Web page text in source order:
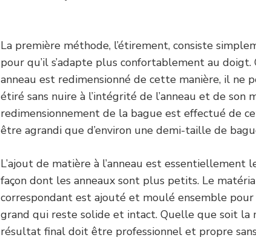
La première méthode, l’étirement, consiste
pour qu’il s’adapte plus confortablement au doigt.
anneau est redimensionné de cette manière, il
étiré sans nuire à l’intégrité de l’anneau et de son
redimensionnement de la bague est effectué de
être agrandi que d’environ une demi-taille de
L’ajout de matière à l’anneau est essentiellement
façon dont les anneaux sont plus petits. Le
correspondant est ajouté et moulé ensemble pour
grand qui reste solide et intact. Quelle que soit la
résultat final doit être professionnel et propre